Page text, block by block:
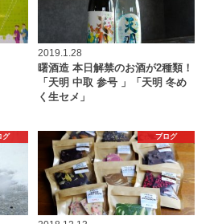
2019.1.28
曙酒造 本日解禁のお酒が2種類！
「天明 中取 参号 」「天明 冬め
く生セメ」
グ ブログ